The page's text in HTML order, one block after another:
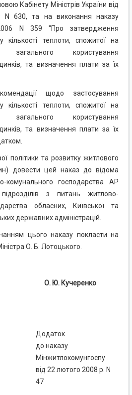
Кабінету Міністрів України від
630, та на виконання наказу
N 359 "Про затвердження
кількості теплоти, спожитої на
користування
та визначення плати за їх
щодо застосування
кількості теплоти, спожитої на
користування
та визначення плати за їх
політики та розвитку житлового
довести цей наказ до відома
комунального господарства АР
з питань житлово-
обласних, Київської та
державних адміністрацій.
цього наказу покласти на
О. Б. Лотоцького.
О. Ю. Кучеренко
Додаток
до наказу
Мінжитлокомунгоспу
від 22 лютого 2008 р. N
47